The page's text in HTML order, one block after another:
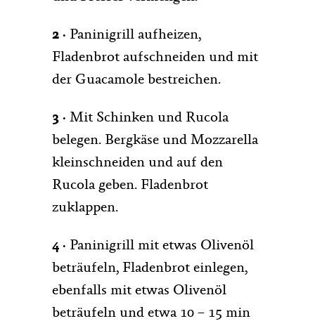
2 · Paninigrill aufheizen,
Fladenbrot aufschneiden und mit
der Guacamole bestreichen.
3 · Mit Schinken und Rucola
belegen. Bergkäse und Mozzarella
kleinschneiden und auf den
Rucola geben. Fladenbrot
zuklappen.
4 · Paninigrill mit etwas Olivenöl
beträufeln, Fladenbrot einlegen,
ebenfalls mit etwas Olivenöl
beträufeln und etwa 10 – 15 min